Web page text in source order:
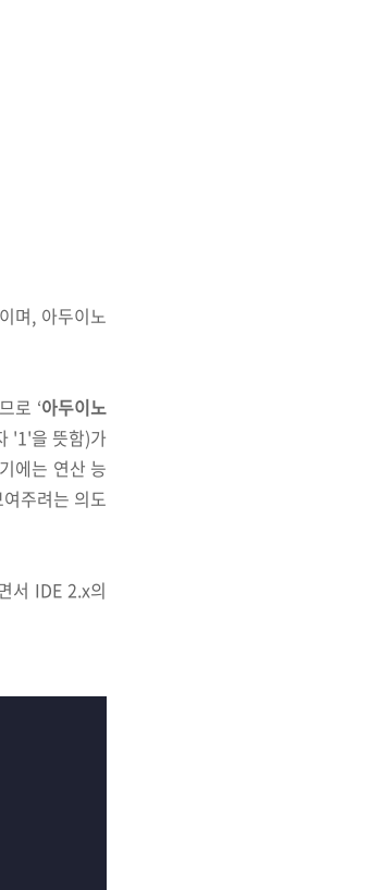
며, 아두이노
로 ‘아두이노
'1'을 뜻함)가
에는 연산 능
주려는 의도
서 IDE 2.x의